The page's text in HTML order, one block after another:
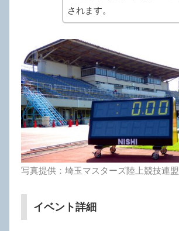
されます。
写真提供：埼玉マスターズ陸上競技連盟
イベント詳細